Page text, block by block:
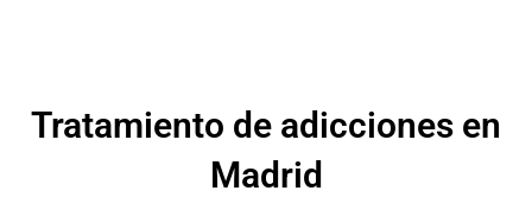
Tratamiento de adicciones en
Madrid